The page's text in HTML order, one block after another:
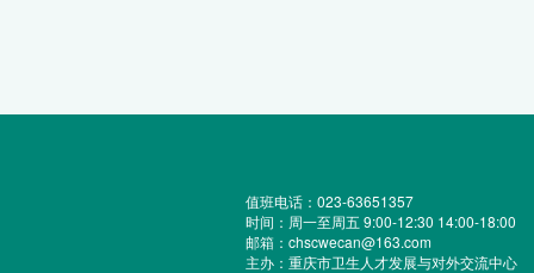
值班电话：023-63651357
时间：周一至周五 9:00-12:30 14:00-18:00
邮箱：chscwecan@163.com
主办：重庆市卫生人才发展与对外交流中心